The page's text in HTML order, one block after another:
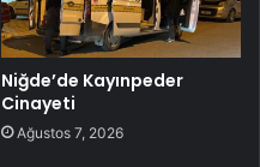
Niğde’de Kayınpeder
Cinayeti
Ağustos 7, 2026